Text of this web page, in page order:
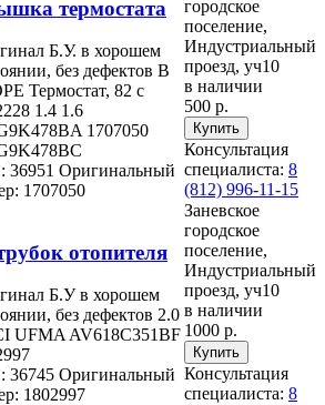
термостата
Б.У. в хорошем
без дефектов В
Термостат, 82 c
1.4 1.6
1707050
36951 Оригинальный
1707050
городское
поселение,
Индустриальный
проезд, уч10
в наличии
500 р.
Консультация
специалиста: 8
(812) 996-11-15
отопителя
Б.У в хорошем
без дефектов 2.0
UFMA AV618C351BF
36745 Оригинальный
1802997
Заневское
городское
поселение,
Индустриальный
проезд, уч10
в наличии
1000 р.
Консультация
специалиста: 8